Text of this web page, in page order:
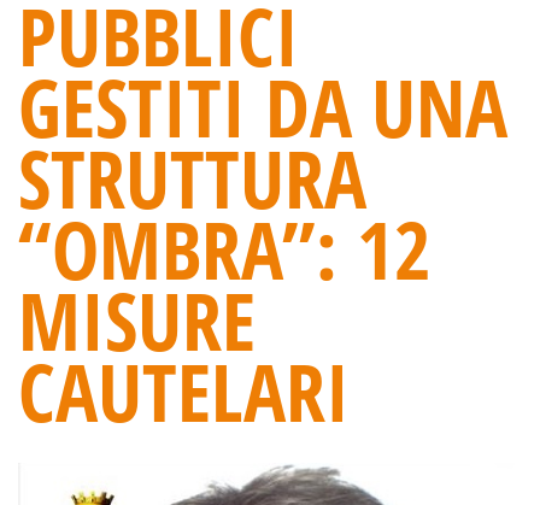
PUBBLICI
GESTITI DA UNA
STRUTTURA
“OMBRA”: 12
MISURE
CAUTELARI